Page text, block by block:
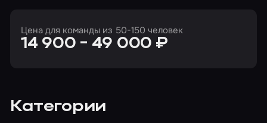
Цена для команды из 50-150 человек
14 900 - 49 000 ₽
Категории